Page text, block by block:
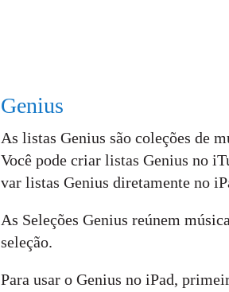
Genius
As listas Genius são coleções de
Você pode criar listas Genius no
var listas Genius diretamente no
As Seleções Genius reúnem
seleção.
Para usar o Genius no iPad,